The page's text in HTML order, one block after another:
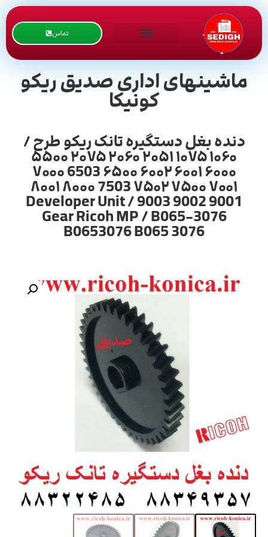
تماس
ماشینهای اداری صدیق ریکو
کونیکا
دنده بغل دستگیره تانک ریکو طرح /
۱۰۶۰ ۱۰۷۵ ۲۰۵۱ ۲۰۶۰ ۲۰۷۵ ۵۵۰۰
۶۰۰۰ ۶۰۰۱ ۶۰۰۲ ۶۵۰۰ 6503 ۷۰۰۰
۷۰۰۱ ۷۵۰۰ ۷۵۰۲ 7503 ۸۰۰۰ ۸۰۰۱
9001 9002 9003 / Developer Unit
Gear Ricoh MP / B065-3076
B0653076 B065 3076